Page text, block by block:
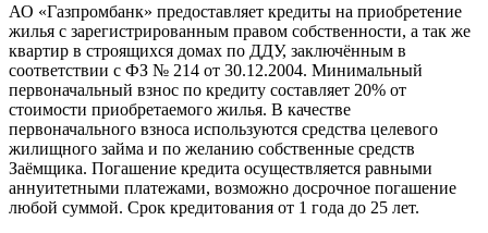
АО «Газпромбанк» предоставляет кредиты на приобретение
жилья с зарегистрированным правом собственности, а так же
квартир в строящихся домах по ДДУ, заключённым в
соответствии с ФЗ № 214 от 30.12.2004. Минимальный
первоначальный взнос по кредиту составляет 20% от
стоимости приобретаемого жилья. В качестве
первоначального взноса используются средства целевого
жилищного займа и по желанию собственные средств
Заёмщика. Погашение кредита осуществляется равными
аннуитетными платежами, возможно досрочное погашение
любой суммой. Срок кредитования от 1 года до 25 лет.